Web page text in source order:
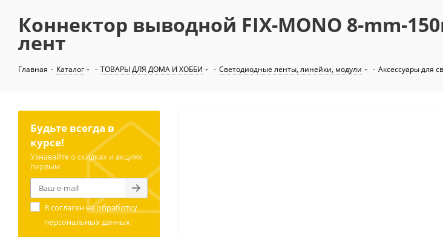
Коннектор выводной FIX-MONO 8-mm-
лент
Главная - Каталог - ТОВАРЫ ДЛЯ ДОМА И ХОББИ - Светодиодные ленты, линейки, модули - Аксессуары для
Будьте всегда в
курсе!
Узнавайте о скидках и акциях
первым
Я согласен наобработку
персональных данных